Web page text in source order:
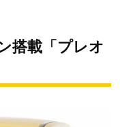
搭載「プレオ